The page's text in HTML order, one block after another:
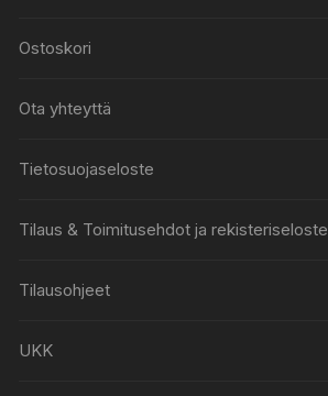
Ostoskori
Ota yhteyttä
Tietosuojaseloste
Tilaus & Toimitusehdot ja rekisteriseloste
Tilausohjeet
UKK